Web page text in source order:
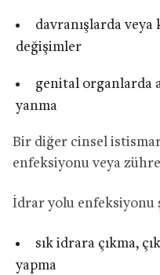
davranışlarda
değişimler
genital organlarda
yanma
Bir diğer cinsel
enfeksiyonu veya
İdrar yolu enfeksiyonu
sık idrara çıkma,
yapma